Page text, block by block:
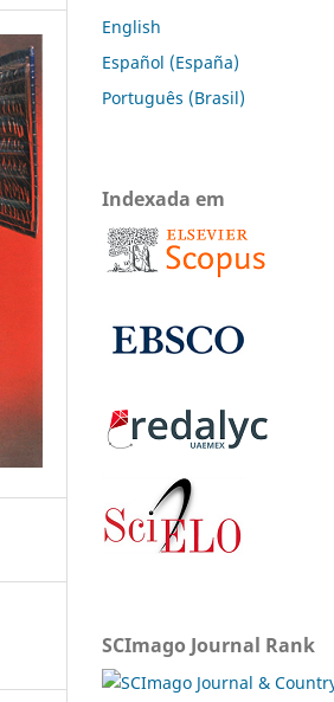
English
Español (España)
Português (Brasil)
Indexada em
SCImago Journal Rank